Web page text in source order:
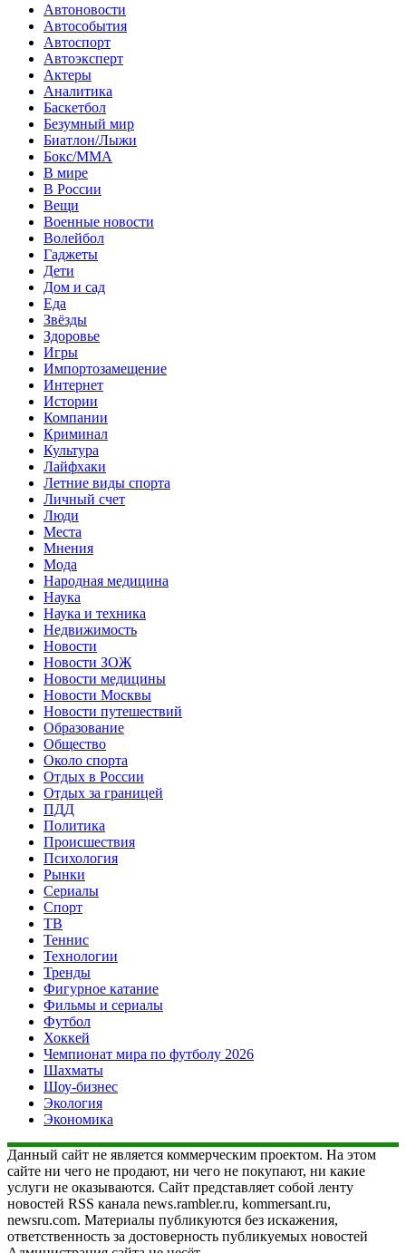
Автоновости
Автособытия
Автоспорт
Автоэксперт
Актеры
Аналитика
Баскетбол
Безумный мир
Биатлон/Лыжи
Бокс/MMA
В мире
В России
Вещи
Военные новости
Волейбол
Гаджеты
Дети
Дом и сад
Еда
Звёзды
Здоровье
Игры
Импортозамещение
Интернет
Истории
Компании
Криминал
Культура
Лайфхаки
Летние виды спорта
Личный счет
Люди
Места
Мнения
Мода
Народная медицина
Наука
Наука и техника
Недвижимость
Новости
Новости ЗОЖ
Новости медицины
Новости Москвы
Новости путешествий
Образование
Общество
Около спорта
Отдых в России
Отдых за границей
ПДД
Политика
Происшествия
Психология
Рынки
Сериалы
Спорт
ТВ
Теннис
Технологии
Тренды
Фигурное катание
Фильмы и сериалы
Футбол
Хоккей
Чемпионат мира по футболу 2026
Шахматы
Шоу-бизнес
Экология
Экономика
Данный сайт не является коммерческим проектом. На этом
сайте ни чего не продают, ни чего не покупают, ни какие
услуги не оказываются. Сайт представляет собой ленту
новостей RSS канала news.rambler.ru, kommersant.ru,
newsru.com. Материалы публикуются без искажения,
ответственность за достоверность публикуемых новостей